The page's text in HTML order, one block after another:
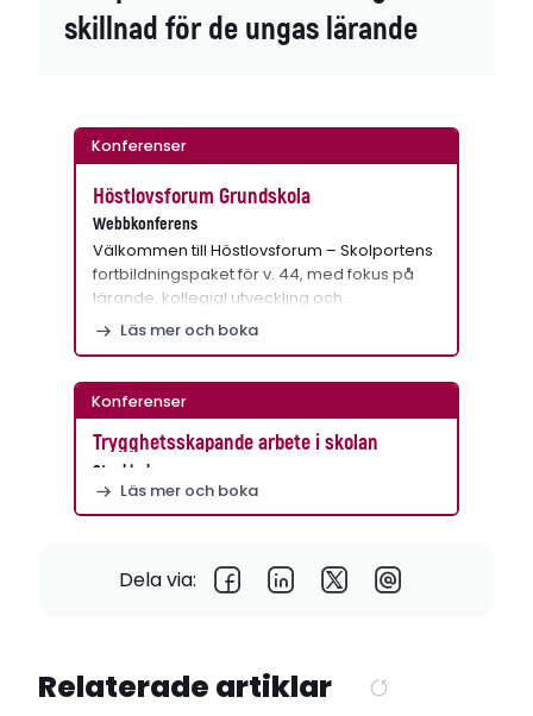
skillnad för de ungas lärande
Konferenser
Höstlovsforum Grundskola
Webbkonferens
Välkommen till Höstlovsforum – Skolportens
fortbildningspaket för v. 44, med fokus på
lärande, kollegial utveckling och…
Läs mer och boka
Konferenser
Trygghetsskapande arbete i skolan
Stockholm
Läs mer och boka
Dela via:
Relaterade artiklar